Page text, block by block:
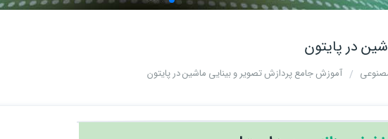
در پایتون
آموزش جامع پردازش تصویر و بینایی ماشین در پایتون